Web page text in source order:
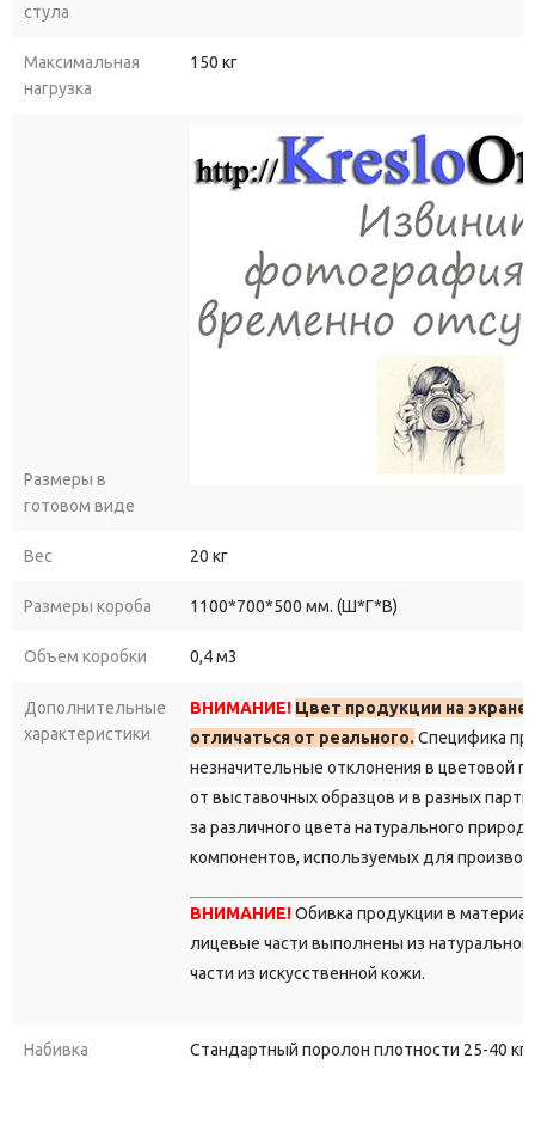
стула
Максимальная
нагрузка
150 кг
Размеры в
готовом виде
Вес 20 кг
Размеры короба 1100*700*500 мм. (Ш*Г*В)
Объем коробки 0,4 м3
Дополнительные
характеристики
ВНИМАНИЕ! Цвет продукции на
отличаться от реального. Специфика
незначительные отклонения в цветовой
от выставочных образцов и в разных
за различного цвета натурального
компонентов, используемых для
ВНИМАНИЕ!Обивка продукции в
лицевые части выполнены из
части из искусственной кожи.
Набивка Стандартный поролон плотности 25-40